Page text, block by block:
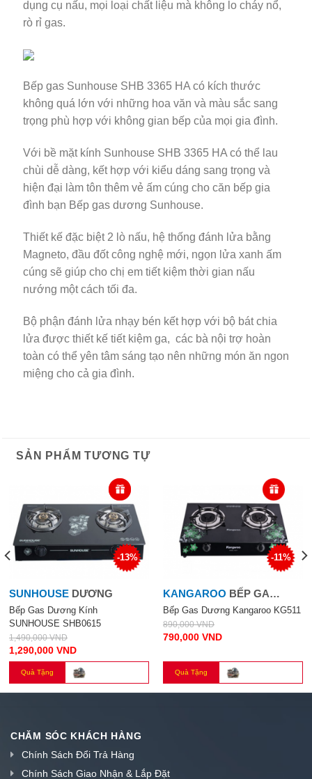
dụng cụ nấu, mọi loại chất liệu mà không lo cháy nổ,
rò rỉ gas.
Bếp gas Sunhouse SHB 3365 HA có kích thước
không quá lớn với những hoa văn và màu sắc sang
trọng phù hợp với không gian bếp của mọi gia đình.
Với bề mặt kính Sunhouse SHB 3365 HA có thể lau
chùi dễ dàng, kết hợp với kiểu dáng sang trọng và
hiện đại làm tôn thêm vẻ ấm cúng cho căn bếp gia
đình bạn Bếp gas dương Sunhouse.
Thiết kế đặc biệt 2 lò nấu, hệ thống đánh lửa bằng
Magneto, đầu đốt công nghệ mới, ngọn lửa xanh ấm
cúng sẽ giúp cho chị em tiết kiệm thời gian nấu
nướng một cách tối đa.
Bộ phận đánh lửa nhạy bén kết hợp với bộ bát chia
lửa được thiết kế tiết kiệm ga, các bà nội trợ hoàn
toàn có thể yên tâm sáng tạo nên những món ăn ngon
miệng cho cả gia đình.
SẢN PHẨM TƯƠNG TỰ
-13%
SUNHOUSE DƯƠNG
Bếp Gas Dương Kính
SUNHOUSE SHB0615
1,490,000VND
1,290,000 VND
Quà Tặng
-11%
KANGAROO BẾP GA
DƯƠNG KÍNH
Bếp Gas Dương Kangaroo KG511
890,000VND
790,000 VND
Quà Tặng
CHĂM SÓC KHÁCH HÀNG
Chính Sách Đổi Trả Hàng
Chính Sách Giao Nhận & Lắp Đặt